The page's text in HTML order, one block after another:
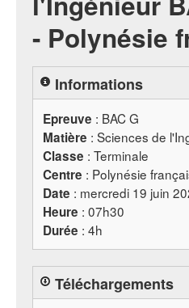
- Polynésie
Informations
Epreuve : BACG
Matière : Sciences de
Classe : Terminale
Centre : Polynésie
Date : mercredi 19 juin
Heure : 07h30
Durée : 4h
Téléchargements